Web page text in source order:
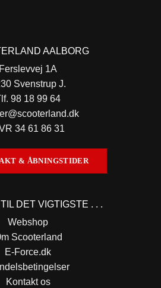
AALBORG
Ferslevvej 1A
Svenstrup J.
98 18 99 64
34 61 86 31
& ÅBNINGSTIDER
DET VIGTIGSTE . . .
Webshop
Scooterland
E-Force.dk
Kontakt os